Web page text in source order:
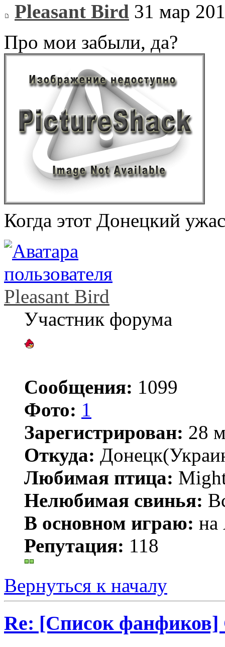
Pleasant Bird 31 мар
Про мои забыли, да?
Когда этот Донецкий
Pleasant Bird
Участник форума
Сообщения: 1099
Фото: 1
Зарегистрирован: 28
Откуда:
Любимая птица:
Нелюбимая свинья:
В основном играю: на
Репутация: 118
Вернуться к началу
Re: [Список фанфиков]